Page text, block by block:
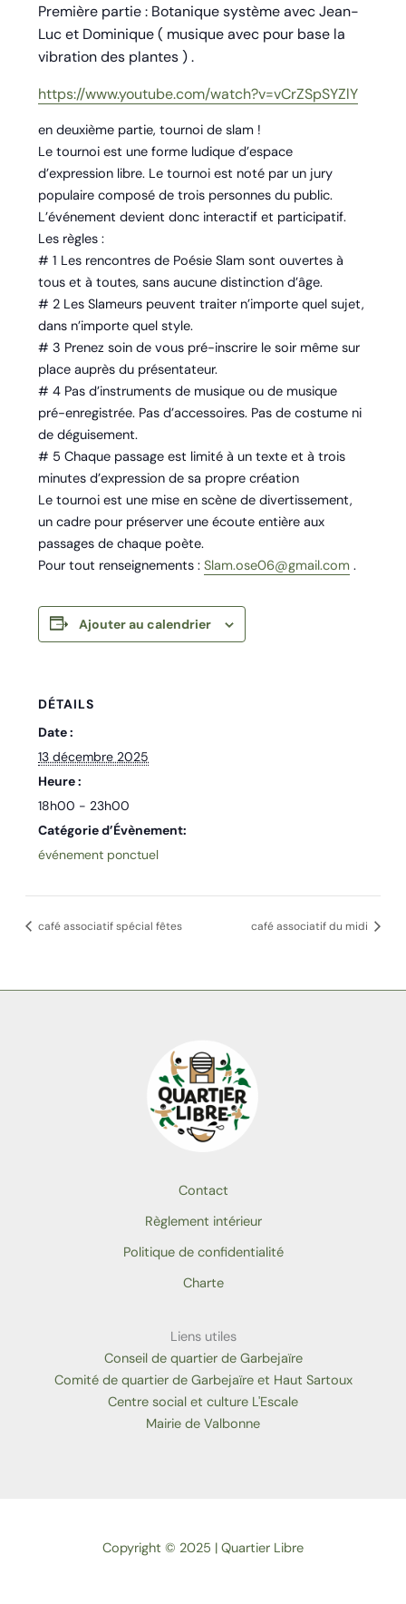
Première partie : Botanique système avec Jean-
Luc et Dominique ( musique avec pour base la
vibration des plantes ) .
https://www.youtube.com/watch?v=vCrZSpSYZlY
en deuxième partie, tournoi de slam !
Le tournoi est une forme ludique d’espace
d’expression libre. Le tournoi est noté par un jury
populaire composé de trois personnes du public.
L’événement devient donc interactif et participatif.
Les règles :
# 1 Les rencontres de Poésie Slam sont ouvertes à
tous et à toutes, sans aucune distinction d’âge.
# 2 Les Slameurs peuvent traiter n’importe quel sujet,
dans n’importe quel style.
# 3 Prenez soin de vous pré-inscrire le soir même sur
place auprès du présentateur.
# 4 Pas d’instruments de musique ou de musique
pré-enregistrée. Pas d’accessoires. Pas de costume ni
de déguisement.
# 5 Chaque passage est limité à un texte et à trois
minutes d’expression de sa propre création
Le tournoi est une mise en scène de divertissement,
un cadre pour préserver une écoute entière aux
passages de chaque poète.
Pour tout renseignements :Slam.ose06@gmail.com .
Ajouter au calendrier
DÉTAILS
Date :
13 décembre 2025
Heure :
18h00 - 23h00
Catégorie d’Évènement:
événement ponctuel
café associatif spécial fêtes café associatif du midi
Contact
Règlement intérieur
Politique de confidentialité
Charte
Liens utiles
Conseil de quartier de Garbejaïre
Comité de quartier de Garbejaïre et Haut Sartoux
Centre social et culture L'Escale
Mairie de Valbonne
Copyright © 2025 | Quartier Libre